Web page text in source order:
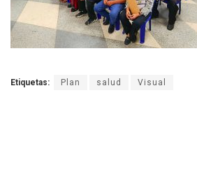
Etiquetas: Plan salud Visual